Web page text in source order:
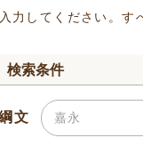
力してください。
検索条件
文